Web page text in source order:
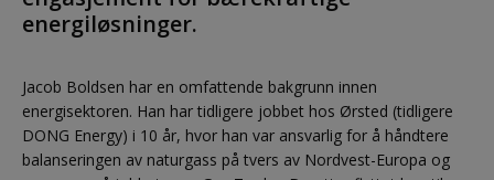
energiløsninger.
Jacob Boldsen har en omfattende bakgrunn innen
energisektoren. Han har tidligere jobbet hos Ørsted (tidligere
DONG Energy) i 10 år, hvor han var ansvarlig for å håndtere
balanseringen av naturgass på tvers av Nordvest-Europa og